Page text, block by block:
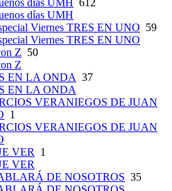
días UMH 612
días UMH
Viernes TRES EN UNO 59
Viernes TRES EN UNO
Z 50
Z
EN LA ONDA 37
EN LA ONDA
VERANIEGOS DE JUAN
1
VERANIEGOS DE JUAN
VER 1
VER
DE NOSOTROS 35